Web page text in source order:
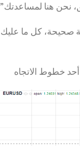
نحن هنا لمساعدتك”
صحيحة، كل ما عليك
خطوط الاتجاه